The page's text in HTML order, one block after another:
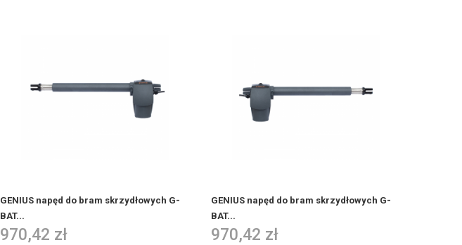
GENIUS napęd do bram skrzydłowych G-
BAT...
970,42 zł
GENIUS napęd do bram skrzydłowych G-
BAT...
970,42 zł